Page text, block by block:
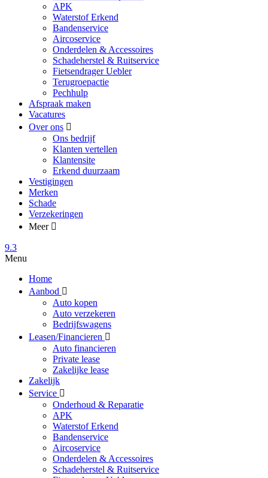
APK
Waterstof Erkend
Bandenservice
Aircoservice
Onderdelen & Accessoires
Schadeherstel & Ruitservice
Fietsendrager Uebler
Terugroepactie
Pechhulp
Afspraak maken
Vacatures
Over ons
Ons bedrijf
Klanten vertellen
Klantensite
Erkend duurzaam
Vestigingen
Merken
Schade
Verzekeringen
Meer
9.3
Menu
Home
Aanbod
Auto kopen
Auto verzekeren
Bedrijfswagens
Leasen/Financieren
Auto financieren
Private lease
Zakelijke lease
Zakelijk
Service
Onderhoud & Reparatie
APK
Waterstof Erkend
Bandenservice
Aircoservice
Onderdelen & Accessoires
Schadeherstel & Ruitservice